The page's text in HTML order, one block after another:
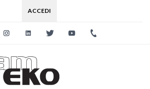
ACCEDI
FacebookInstagramLinkedinTwitter Youtube